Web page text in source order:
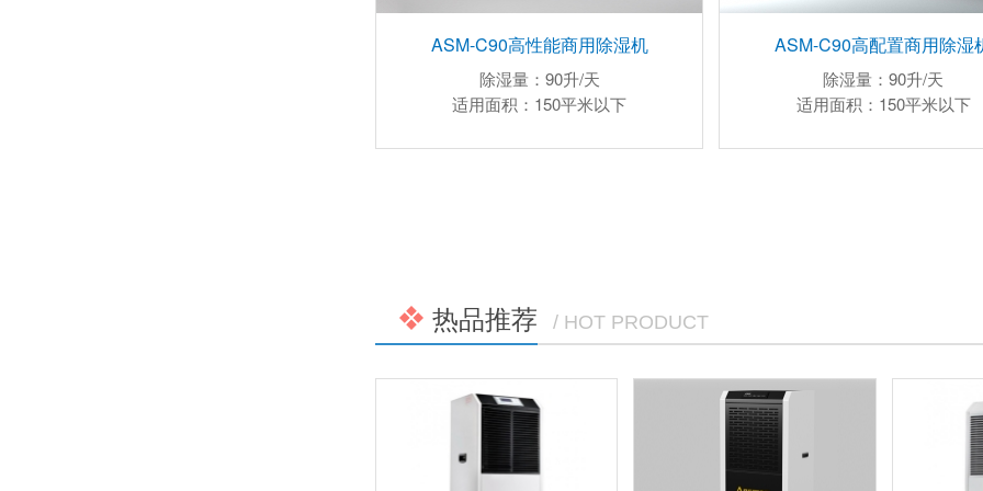
ASM-C90高性能商用除湿机
除湿量：90升/天
适用面积：150平米以下
ASM-C90高配置商用除湿
除湿量：90升/天
适用面积：150平米以下
热品推荐 / HOT PRODUCT